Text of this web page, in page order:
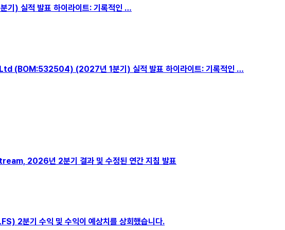
실적 발표 하이라이트: 기록적인 …
(2027년 1분기) 실적 발표 하이라이트: 기록적인 …
2026년 2분기 결과 및 수정된 연간 지침 발표
분기 수익 및 수익이 예상치를 상회했습니다.